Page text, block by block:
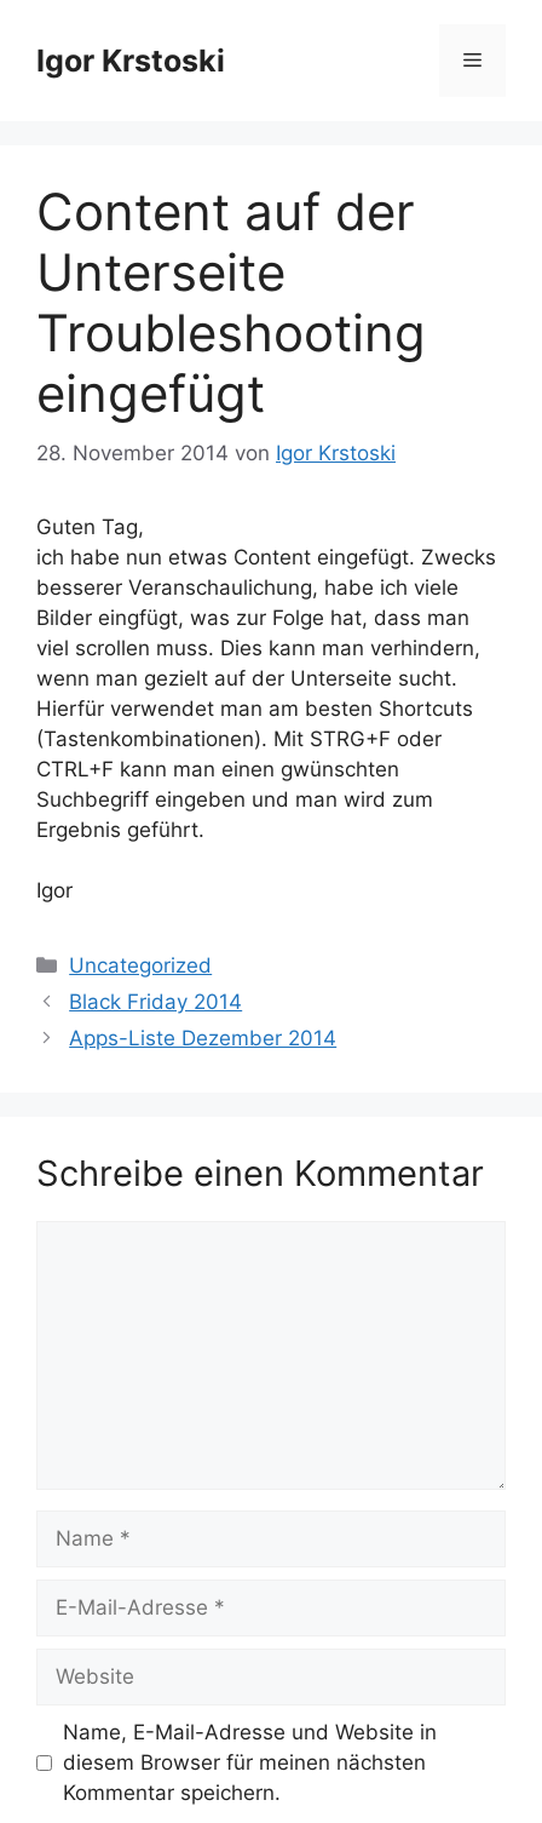
Inhalt
springenIgor Krstoski Menü
Content auf der
Unterseite
Troubleshooting
eingefügt
28. November 2014 von Igor Krstoski
Guten Tag,
ich habe nun etwas Content eingefügt. Zwecks
besserer Veranschaulichung, habe ich viele
Bilder eingfügt, was zur Folge hat, dass man
viel scrollen muss. Dies kann man verhindern,
wenn man gezielt auf der Unterseite sucht.
Hierfür verwendet man am besten Shortcuts
(Tastenkombinationen). Mit STRG+F oder
CTRL+F kann man einen gwünschten
Suchbegriff eingeben und man wird zum
Ergebnis geführt.
Igor
Kategorien
Uncategorized
Black Friday 2014
Apps-Liste Dezember 2014
Schreibe einen Kommentar
Name
Website
Name, E-Mail-Adresse und Website in
diesem Browser für meinen nächsten
Kommentar speichern.